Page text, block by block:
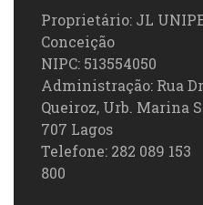
Proprietário: JL
Conceição
NIPC: 513554050
Administração: Rua
Queiroz, Urb. Marina
707 Lagos
Telefone: 282 089
800